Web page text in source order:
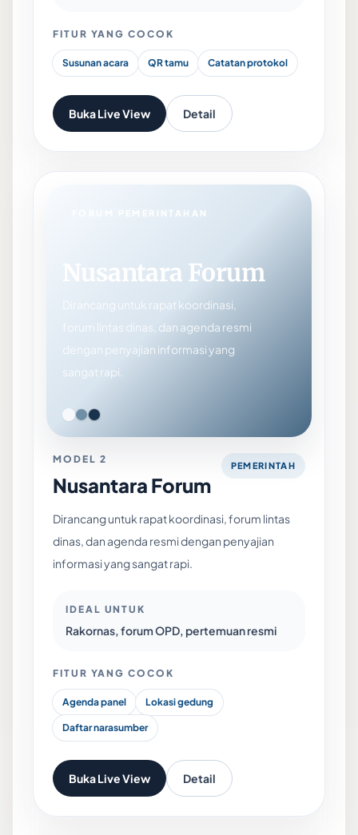
FITUR YANG COCOK
Susunan acara QR tamu Catatan protokol
Buka Live View Detail
FORUM PEMERINTAHAN
Nusantara Forum
Dirancang untuk rapat koordinasi,
forum lintas dinas, dan agenda resmi
dengan penyajian informasi yang
sangat rapi.
MODEL 2
Nusantara Forum
PEMERINTAH
Dirancang untuk rapat koordinasi, forum lintas
dinas, dan agenda resmi dengan penyajian
informasi yang sangat rapi.
IDEAL UNTUK
Rakornas, forum OPD, pertemuan resmi
FITUR YANG COCOK
Agenda panel Lokasi gedung
Daftar narasumber
Buka Live View Detail